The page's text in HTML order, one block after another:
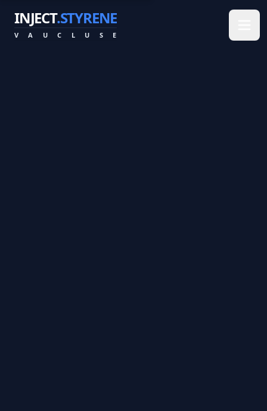
INJECT.STYRENE
V A U C L U S E